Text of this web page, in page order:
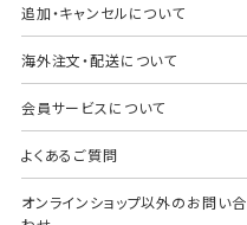
追加・キャンセルについて
海外注文・配送について
会員サービスについて
よくあるご質問
オンラインショップ以外のお問い合